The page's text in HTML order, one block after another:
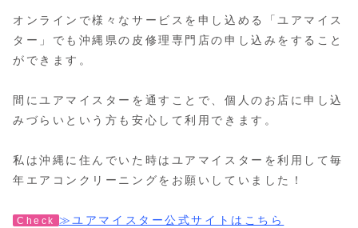
オンラインで様々なサービスを申し込める「ユアマイス
ター」でも沖縄県の皮修理専門店の申し込みをすること
ができます。
間にユアマイスターを通すことで、個人のお店に申し込
みづらいという方も安心して利用できます。
私は沖縄に住んでいた時はユアマイスターを利用して毎
年エアコンクリーニングをお願いしていました！
Check ≫ユアマイスター公式サイトはこちら